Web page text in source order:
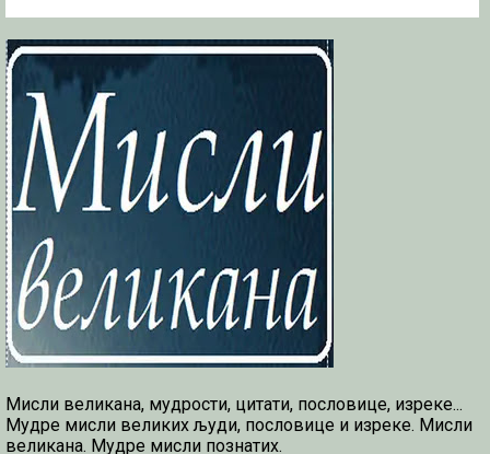
Мисли великана, мудрости, цитати, пословице, изреке...
Мудре мисли великих људи, пословице и изреке. Мисли
великана. Мудре мисли познатих.